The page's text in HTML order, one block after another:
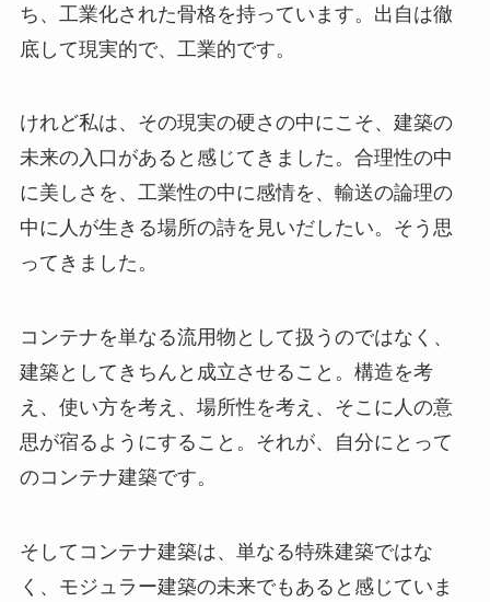
ち、工業化された骨格を持っています。出自は徹
底して現実的で、工業的です。
けれど私は、その現実の硬さの中にこそ、建築の
未来の入口があると感じてきました。合理性の中
に美しさを、工業性の中に感情を、輸送の論理の
中に人が生きる場所の詩を見いだしたい。そう思
ってきました。
コンテナを単なる流用物として扱うのではなく、
建築としてきちんと成立させること。構造を考
え、使い方を考え、場所性を考え、そこに人の意
思が宿るようにすること。それが、自分にとって
のコンテナ建築です。
そしてコンテナ建築は、単なる特殊建築ではな
く、モジュラー建築の未来でもあると感じていま